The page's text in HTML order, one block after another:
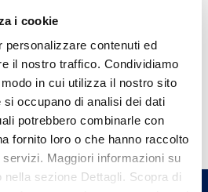
i cookie
personalizzare contenuti ed
il nostro traffico. Condividiamo
in cui utilizza il nostro sito
occupano di analisi dei dati
potrebbero combinarle con
fornito loro o che hanno raccolto
Maggiori informazioni su
sezione Dettagli. Scopra di
di
vicina a te e parla con